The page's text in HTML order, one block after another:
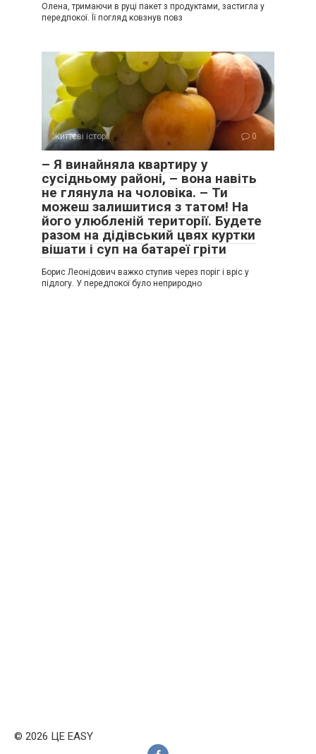
Олена, тримаючи в руці пакет з продуктами, застигла у
передпокої. Її погляд ковзнув повз
Життєві історії 0
– Я винайняла квартиру у
сусідньому районі, – вона навіть
не глянула на чоловіка. – Ти
можеш залишитися з татом! На
його улюбленій території. Будете
разом на дідівський цвях куртки
вішати і суп на батареї гріти
Борис Леонідович важко ступив через поріг і вріс у
підлогу. У передпокої було неприродно
© 2026 ЦЕ EASY